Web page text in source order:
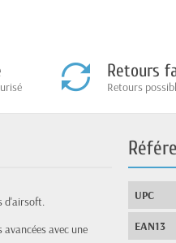
Retours
Retours
d'airsoft.
avec une
UPC
EAN13